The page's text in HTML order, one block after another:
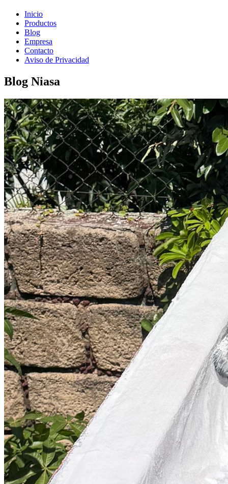
Inicio
Productos
Blog
Empresa
Contacto
Aviso de Privacidad
Blog Niasa